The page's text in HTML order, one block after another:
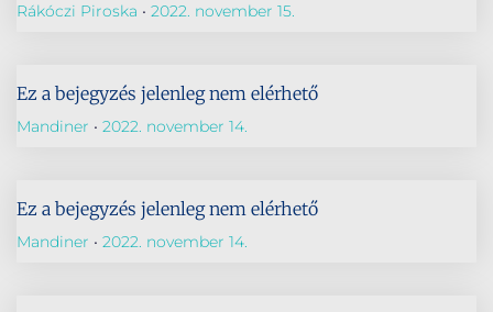
Rákóczi Piroska 2022. november 15.
Ez a bejegyzés jelenleg nem elérhető
Mandiner 2022. november 14.
Ez a bejegyzés jelenleg nem elérhető
Mandiner 2022. november 14.